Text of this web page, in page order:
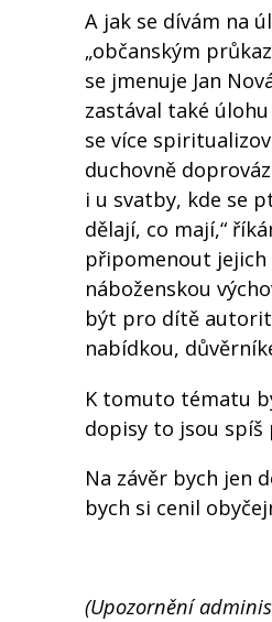
A jak se dívám na
„občanským
se jmenuje Jan
zastával také
se více
duchovně
i u svatby, kde se
dělají, co mají,“
připomenout jejich
náboženskou
být pro dítě
nabídkou,
K tomuto tématu
dopisy to jsou spíš
Na závěr bych jen
bych si cenil
(Upozornění